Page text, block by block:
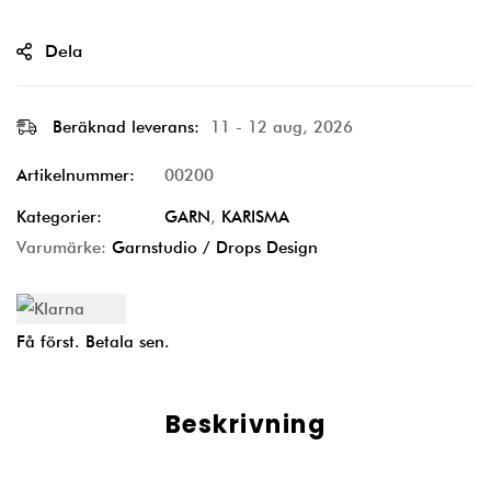
Dela
Beräknad leverans: 11 - 12 aug, 2026
Artikelnummer: 00200
Kategorier: GARN, KARISMA
Varumärke: Garnstudio / Drops Design
Få först. Betala sen.
Beskrivning